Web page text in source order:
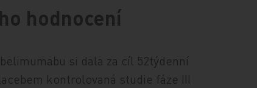
hodnocení
si dala za cíl 52týdenní
kontrolovaná studie fáze III